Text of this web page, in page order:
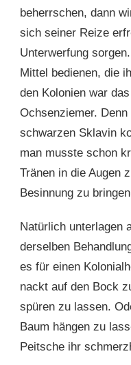
beherrschen, dann
sich seiner Reize
Unterwerfung
Mittel bedienen, die
den Kolonien war
Ochsenziemer.
schwarzen Sklavin
man musste schon
Tränen in die Augen
Besinnung zu
Natürlich unterlagen
derselben
es für einen
nackt auf den Bock
spüren zu lassen.
Baum hängen zu
Peitsche ihr